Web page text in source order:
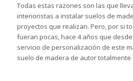
Todas estas razones son las que
interioristas a instalar suelos de
proyectos que realizan. Pero, por si
fueran pocas, hace 4 años que
servicio de personalización de este
suelo de madera de autor totalmente